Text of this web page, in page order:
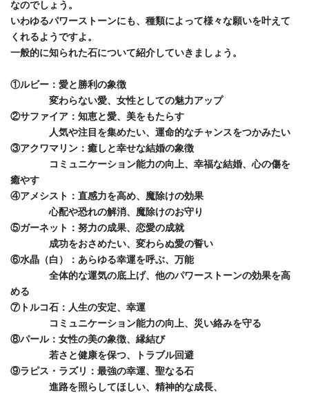
なのでしょう。
いわゆるパワーストーンにも、種類によって様々な願いを叶えて
くれるようですよ。
一般的に知られた石について紹介していきましょう。
①ルビー：愛と勝利の象徴
変わらない愛、女性としての魅力アップ
②サファイア：知恵と愛、美をもたらす
人気や注目を集めたい、運命的なチャンスをつかみたい
③アクワマリン：癒しと幸せな結婚の象徴
コミュニケーション能力の向上、幸福な結婚、心の傷を
癒やす
④アメシスト：直感力を高め、魔除けの効果
心配や恐れの解消、魔除けのお守り
⑤ガーネット：努力の成果、恋愛の成就
成功をおさめたい、変わらぬ愛の誓い
⑥水晶（白）：あらゆる幸運を呼ぶ、万能
全体的な運気の底上げ、他のパワーストーンの効果を高
める
⑦トルコ石：人生の安定、幸運
コミュニケーション能力の向上、災い絡みを守る
⑧パール：女性の美の象徴、縁結び
若さと健康を保つ、トラブル回避
⑨ラピス・ラズリ：最強の幸運、聖なる石
進路を照らしてほしい、精神的な成長、